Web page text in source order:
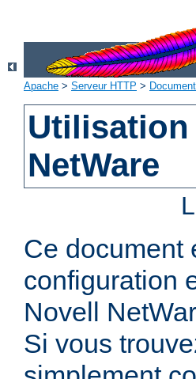
Apache > Serveur HTTP >
Utilisation
NetWare
Ce document
configuration
Novell
Si vous